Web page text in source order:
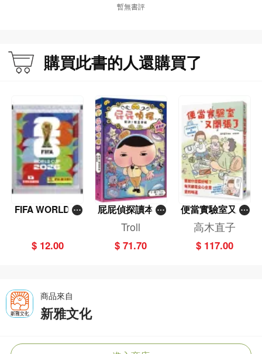
暫無書評
購買此書的人還購買了
FIFA WORLD C
包）
$ 12.00
屁屁偵探讀本(1
3)－－對決！怪
篇）
Troll
$ 71.70
便當實驗室又開
張了——日日和
特別日的菜單挑
戰記
高木直子
$ 117.00
商品來自
新雅文化